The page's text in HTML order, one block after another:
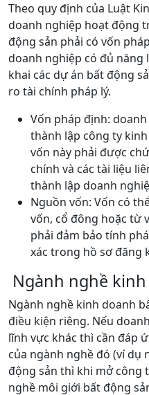
Theo quy định của Luật
doanh nghiệp hoạt động
động sản phải có vốn
doanh nghiệp có đủ
khai các dự án bất động
ro tài chính pháp lý.
Vốn pháp định:
thành lập công ty
vốn này phải được
chính và các tài liệu
thành lập doanh
Nguồn vốn: Vốn có
vốn, cổ đông hoặc từ
phải đảm bảo tính
xác trong hồ sơ đăng
Ngành nghề
Ngành nghề kinh doanh
điều kiện riêng. Nếu
lĩnh vực khác thì cần đáp
của ngành nghề đó (ví dụ
động sản thì khi mở công
nghề môi giới bất động